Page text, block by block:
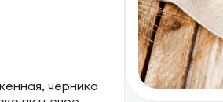
черника